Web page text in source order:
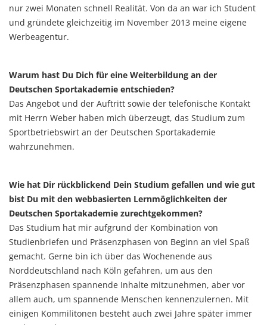
nur zwei Monaten schnell Realität. Von da an war ich Student
und gründete gleichzeitig im November 2013 meine eigene
Werbeagentur.
Warum hast Du Dich für eine Weiterbildung an der
Deutschen Sportakademie entschieden?
Das Angebot und der Auftritt sowie der telefonische Kontakt
mit Herrn Weber haben mich überzeugt, das Studium zum
Sportbetriebswirt an der Deutschen Sportakademie
wahrzunehmen.
Wie hat Dir rückblickend Dein Studium gefallen und wie gut
bist Du mit den webbasierten Lernmöglichkeiten der
Deutschen Sportakademie zurechtgekommen?
Das Studium hat mir aufgrund der Kombination von
Studienbriefen und Präsenzphasen von Beginn an viel Spaß
gemacht. Gerne bin ich über das Wochenende aus
Norddeutschland nach Köln gefahren, um aus den
Präsenzphasen spannende Inhalte mitzunehmen, aber vor
allem auch, um spannende Menschen kennenzulernen. Mit
einigen Kommilitonen besteht auch zwei Jahre später immer